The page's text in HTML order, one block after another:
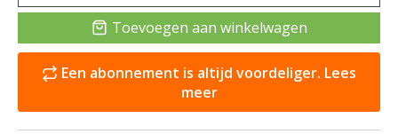
Toevoegen aan winkelwagen
Een abonnement is altijd voordeliger. Lees
meer